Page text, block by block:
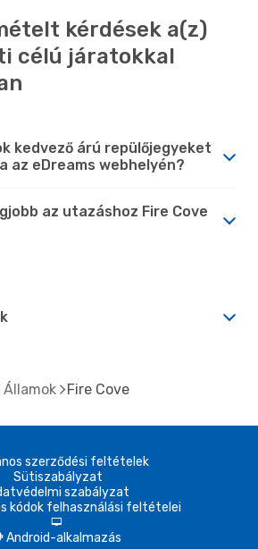
kérdések a(z)
célú járatokkal
kedvező árú repülőjegyeket
az eDreams webhelyén?
az utazáshoz Fire Cove
Fire Cove
szerződési feltételek
Sütiszabályzat
szabályzat
kódok felhasználási feltételei
d
Android-alkalmazás